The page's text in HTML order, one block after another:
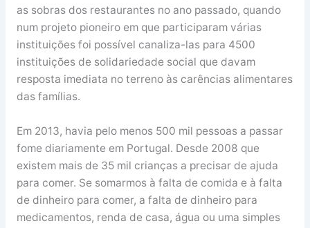
as sobras dos restaurantes no ano passado, quando
num projeto pioneiro em que participaram várias
instituições foi possível canaliza-las para 4500
instituições de solidariedade social que davam
resposta imediata no terreno às carências alimentares
das famílias.
Em 2013, havia pelo menos 500 mil pessoas a passar
fome diariamente em Portugal. Desde 2008 que
existem mais de 35 mil crianças a precisar de ajuda
para comer. Se somarmos à falta de comida e à falta
de dinheiro para comer, a falta de dinheiro para
medicamentos, renda de casa, água ou uma simples